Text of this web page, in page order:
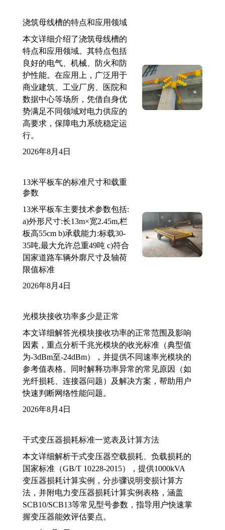
浇筑母线槽的特点和应用领域
本文详细介绍了浇筑母线槽的
特点和应用领域。其特点包括
良好的电气、机械、防火和防
护性能。在应用上，广泛用于
商业建筑、工业厂房、医院和
数据中心等场所，凭借自身优
势满足不同领域对电力供应的
高要求，保障电力系统稳定运
行。
2026年8月4日
13米平板车的标准尺寸和载重
参数
13米平板车主要技术参数包括:
a)外形尺寸:长13m×宽2.45m,栏
板高55cm b)承载能力:标载30-
35吨,最大允许总重49吨 c)符合
国家道路车辆外廓尺寸及轴荷
限值标准
2026年8月4日
光模块接收功率多少是正常
本文详细解答光模块接收功率的正常范围及影响
因素，重点分析千兆光模块的收光标准（典型值
为-3dBm至-24dBm），并提供不同速率光模块的
参考值表格。同时解释功率异常的常见原因（如
光纤损耗、连接器问题）及解决方案，帮助用户
快速判断网络性能问题。
2026年8月4日
干式变压器损耗标准一览表及计算方法
本文详细解析干式变压器空载损耗、负载损耗的
国家标准（GB/T 10228-2015），提供1000kVA
变压器损耗计算实例，分步骤说明变损计算方
法，并附电力变压器损耗计算实例表格，涵盖
SCB10/SCB13等常见型号参数，指导用户快速掌
握变压器能效评估要点。